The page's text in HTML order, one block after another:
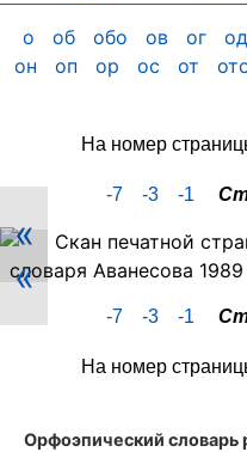
о об обо ов ог од
он
оп ор ос от
На номер
-7 -3 -1
Скан
PDF-
страницы
335
Аванесова
«
«
-7 -3 -1
На номер
Орфоэпический словарь